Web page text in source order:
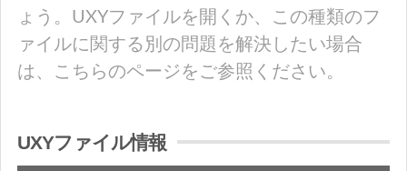
ょう。UXYファイルを開くか、この種類のフ
ァイルに関する別の問題を解決したい場合
は、こちらのページをご参照ください。
UXYファイル情報